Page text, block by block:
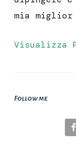
mia
Visualizza
Follow me